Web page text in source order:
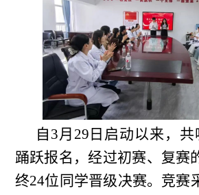
自3月29日启动以来，
踊跃报名，经过初赛、复赛
终24位同学晋级决赛。竞赛